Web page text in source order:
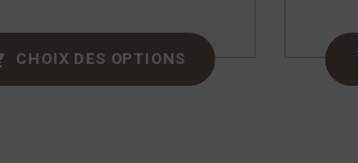
CHOIX DES OPTIONS